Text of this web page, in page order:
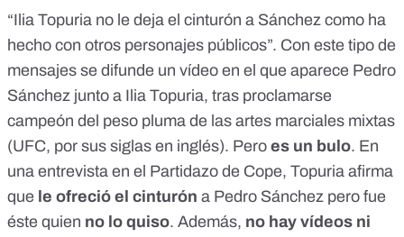
“Ilia Topuria no le deja el cinturón a Sánchez como ha
hecho con otros personajes públicos”. Con este tipo de
mensajes se difunde un vídeo en el que aparece Pedro
Sánchez junto a Ilia Topuria, tras proclamarse
campeón del peso pluma de las artes marciales mixtas
(UFC, por sus siglas en inglés). Pero es un bulo. En
una entrevista en el Partidazo de Cope, Topuria afirma
que le ofreció el cinturón a Pedro Sánchez pero fue
éste quien no lo quiso. Además, no hay vídeos ni